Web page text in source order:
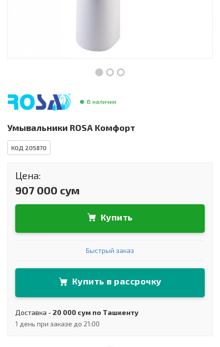
Сантехника В наличии
Умывальники ROSA Комфорт
КОД 205870
Цена:
907 000 сум
Купить
Быстрый заказ
Купить в рассрочку
Доставка - 20 000 сум по Ташкенту
1 день при заказе до 21:00